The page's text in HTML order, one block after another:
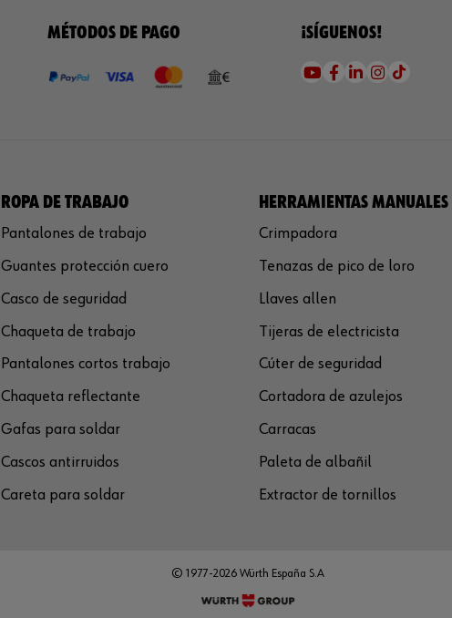
MÉTODOS DE PAGO ¡SÍGUENOS!
ROPA DE TRABAJO
Pantalones de trabajo
Guantes protección cuero
Casco de seguridad
Chaqueta de trabajo
Pantalones cortos trabajo
Chaqueta reflectante
Gafas para soldar
Cascos antirruidos
Careta para soldar
HERRAMIENTAS MANUALES
Crimpadora
Tenazas de pico de loro
Llaves allen
Tijeras de electricista
Cúter de seguridad
Cortadora de azulejos
Carracas
Paleta de albañil
Extractor de tornillos
© 1977-2026 Würth España S.A